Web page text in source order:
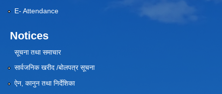
E- Attendance
Notices
सूचना तथा समाचार
सार्वजनिक खरीद /बोलपत्र सूचना
ऐन, कानुन तथा निर्देशिका